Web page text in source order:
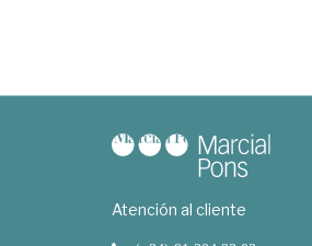
Atención al cliente